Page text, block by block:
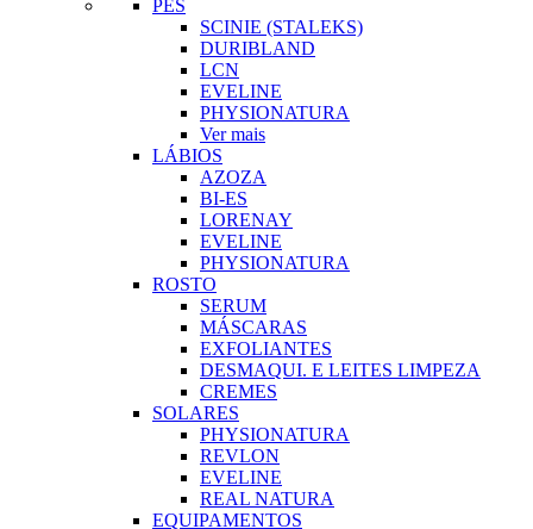
PÉS
SCINIE (STALEKS)
DURIBLAND
LCN
EVELINE
PHYSIONATURA
Ver mais
LÁBIOS
AZOZA
BI-ES
LORENAY
EVELINE
PHYSIONATURA
ROSTO
SERUM
MÁSCARAS
EXFOLIANTES
DESMAQUI. E LEITES LIMPEZA
CREMES
SOLARES
PHYSIONATURA
REVLON
EVELINE
REAL NATURA
EQUIPAMENTOS